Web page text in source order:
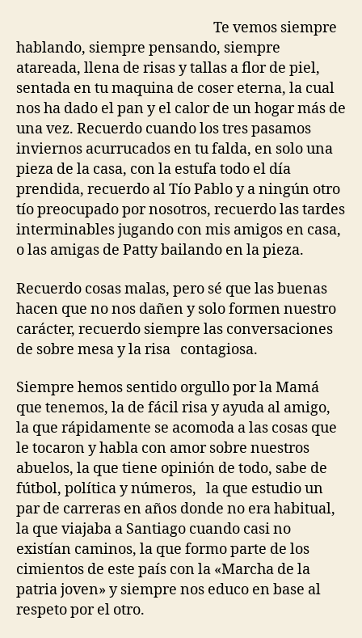
Te vemos siempre
hablando, siempre pensando, siempre
atareada, llena de risas y tallas a flor de piel,
sentada en tu maquina de coser eterna, la cual
nos ha dado el pan y el calor de un hogar más de
una vez. Recuerdo cuando los tres pasamos
inviernos acurrucados en tu falda, en solo una
pieza de la casa, con la estufa todo el día
prendida, recuerdo al Tío Pablo y a ningún otro
tío preocupado por nosotros, recuerdo las tardes
interminables jugando con mis amigos en casa,
o las amigas de Patty bailando en la pieza.
Recuerdo cosas malas, pero sé que las buenas
hacen que no nos dañen y solo formen nuestro
carácter, recuerdo siempre las conversaciones
de sobre mesa y la risa contagiosa.
Siempre hemos sentido orgullo por la Mamá
que tenemos, la de fácil risa y ayuda al amigo,
la que rápidamente se acomoda a las cosas que
le tocaron y habla con amor sobre nuestros
abuelos, la que tiene opinión de todo, sabe de
fútbol, política y números, la que estudio un
par de carreras en años donde no era habitual,
la que viajaba a Santiago cuando casi no
existían caminos, la que formo parte de los
cimientos de este país con la «Marcha de la
patria joven» y siempre nos educo en base al
respeto por el otro.